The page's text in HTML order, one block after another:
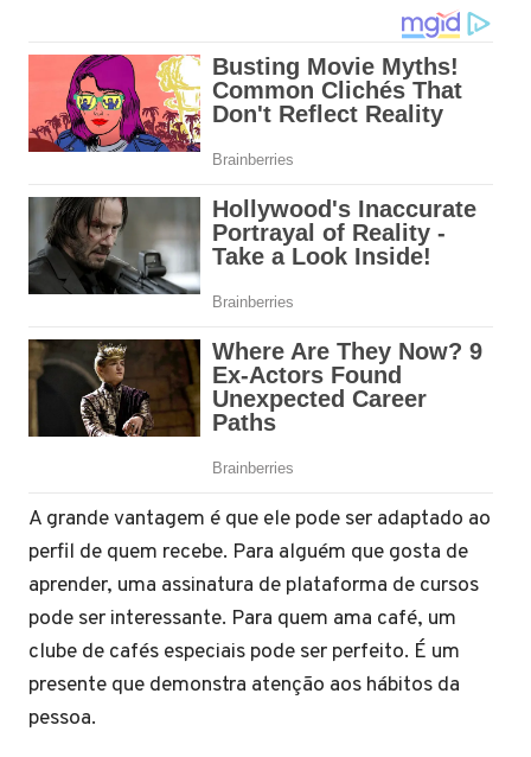
A grande vantagem é que ele pode ser adaptado ao
perfil de quem recebe. Para alguém que gosta de
aprender, uma assinatura de plataforma de cursos
pode ser interessante. Para quem ama café, um
clube de cafés especiais pode ser perfeito. É um
presente que demonstra atenção aos hábitos da
pessoa.